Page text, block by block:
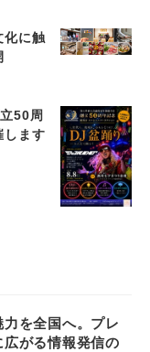
化に触
50周
します
を全国へ。プレ
がる情報発信の